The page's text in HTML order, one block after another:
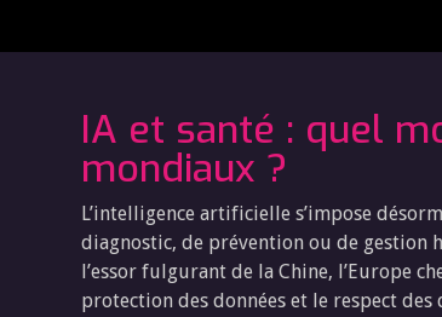
IA et santé : quel
mondiaux ?
L’intelligence artificielle s’impose
diagnostic, de prévention ou de gestion
l’essor fulgurant de la Chine, l’Europe
protection des données et le respect